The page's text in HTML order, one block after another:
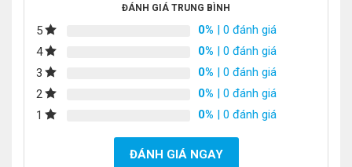
ĐÁNH GIÁ TRUNG BÌNH
5 0% | 0 đánh giá
4
0% | 0 đánh giá
3
0% | 0 đánh giá
2
0% | 0 đánh giá
1
0% | 0 đánh giá
ĐÁNH GIÁ NGAY